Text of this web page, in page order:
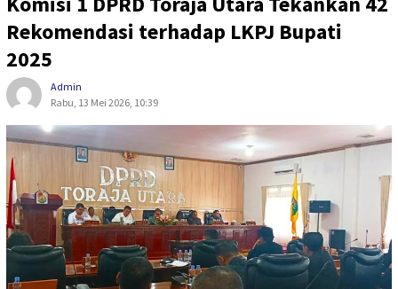
Rekomendasi terhadap LKPJ Bupati
2025
Admin
Rabu, 13 Mei 2026, 10:39